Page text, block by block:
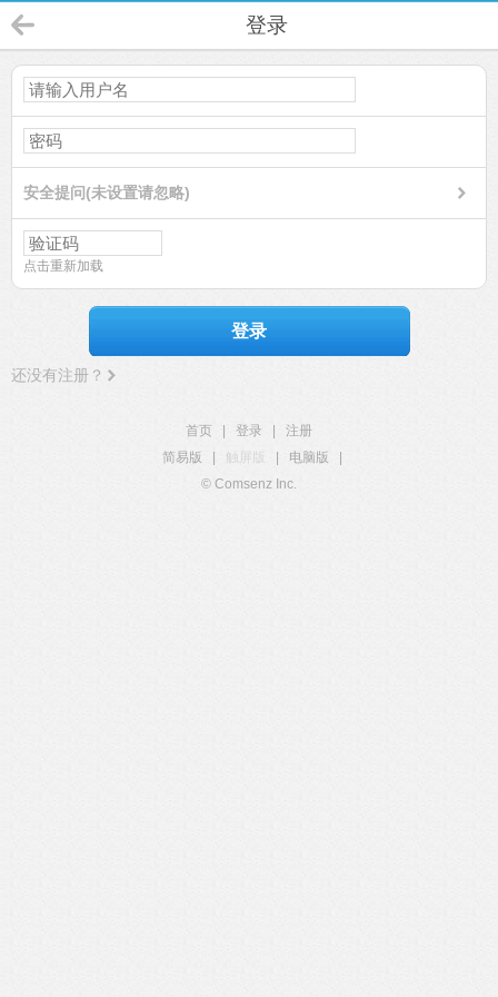
登录
安全提问(未设置请忽略)
点击重新加载
登录
还没有注册？
首页 登录
注册
简易版
触屏版 电脑版
© Comsenz Inc.